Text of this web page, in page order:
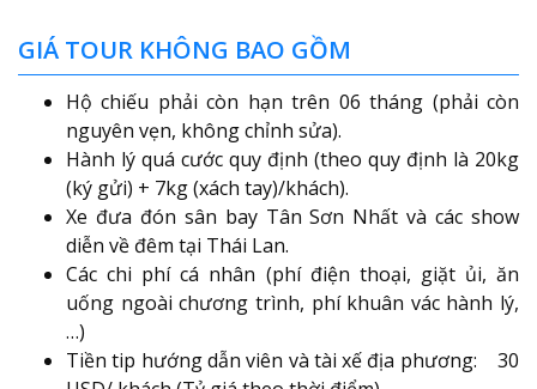
GIÁ TOUR KHÔNG BAO GỒM
Hộ chiếu phải còn hạn trên 06 tháng (phải còn
nguyên vẹn, không chỉnh sửa).
Hành lý quá cước quy định (theo quy định là 20kg
(ký gửi) + 7kg (xách tay)/khách).
Xe đưa đón sân bay Tân Sơn Nhất và các show
diễn về đêm tại Thái Lan.
Các chi phí cá nhân (phí điện thoại, giặt ủi, ăn
uống ngoài chương trình, phí khuân vác hành lý,
…)
Tiền tip hướng dẫn viên và tài xế địa phương: 30